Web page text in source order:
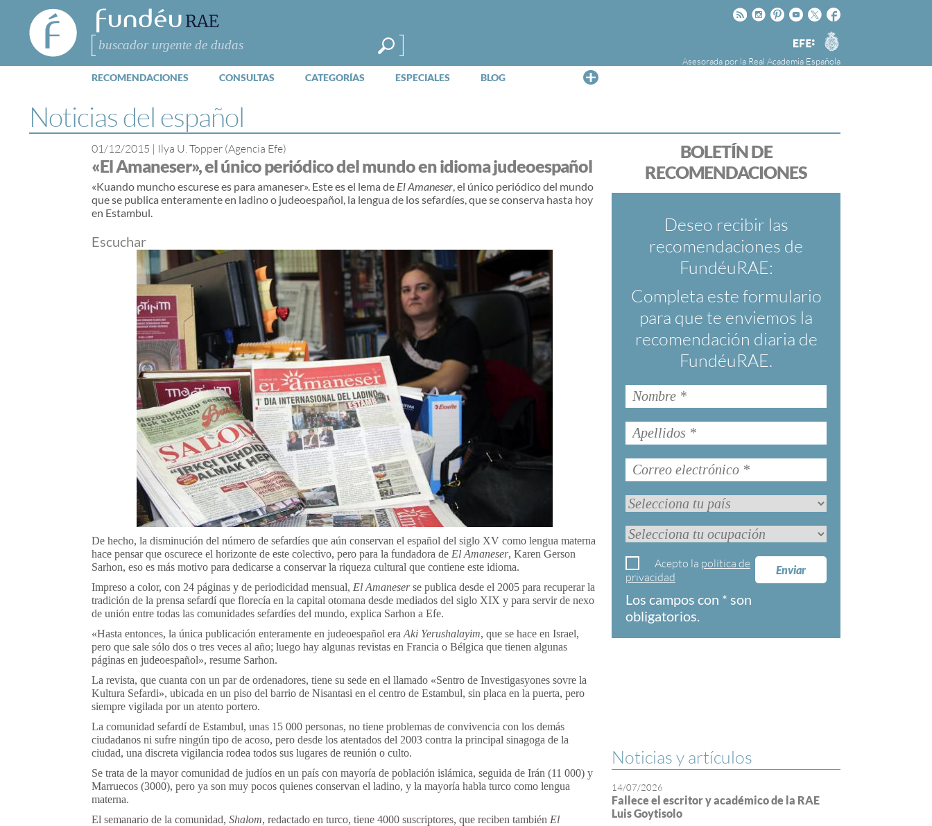
FundéuRAE
- Fundación
del Español
Urgente
Buscar
Facebook
Twitter
Youtube
Pinteres
Instagram
Rss
Agencia
EFE
Asesorada por la Real Academia Española
RECOMENDACIONES CONSULTAS CATEGORÍAS ESPECIALES BLOG
la Agencia Efe y la Real Academia Española,
cuyo objetivo es colaborar con el buen uso del
español en los medios de comunicación y en
Internet.
Noticias del español
BOLETÍN DE
RECOMENDACIONES
Deseo recibir las
recomendaciones de
FundéuRAE:
Completa este formulario
para que te enviemos la
recomendación diaria de
FundéuRAE.
Enviar
Acepto la política de
privacidad
Los campos con * son
obligatorios.
01/12/2015 | Ilya U. Topper (Agencia Efe)
«El Amaneser», el único periódico del mundo en idioma judeoespañol
«Kuando muncho escurese es para amaneser». Este es el lema de El Amaneser, el único periódico del mundo
que se publica enteramente en ladino o judeoespañol, la lengua de los sefardíes, que se conserva hasta hoy
en Estambul.
Escuchar
De hecho, la disminución del número de sefardíes que aún conservan el español del siglo XV como lengua materna
hace pensar que oscurece el horizonte de este colectivo, pero para la fundadora de El Amaneser, Karen Gerson
Sarhon, eso es más motivo para dedicarse a conservar la riqueza cultural que contiene este idioma.
Impreso a color, con 24 páginas y de periodicidad mensual, El Amaneserse publica desde el 2005 para recuperar la
tradición de la prensa sefardí que florecía en la capital otomana desde mediados del siglo XIX y para servir de nexo
de unión entre todas las comunidades sefardíes del mundo, explica Sarhon a Efe.
«Hasta entonces, la única publicación enteramente en judeoespañol era Aki Yerushalayim, que se hace en Israel,
pero que sale sólo dos o tres veces al año; luego hay algunas revistas en Francia o Bélgica que tienen algunas
páginas en judeoespañol», resume Sarhon.
La revista, que cuanta con un par de ordenadores, tiene su sede en el llamado «Sentro de Investigasyones sovre la
Kultura Sefardi», ubicada en un piso del barrio de Nisantasi en el centro de Estambul, sin placa en la puerta, pero
siempre vigilada por un atento portero.
La comunidad sefardí de Estambul, unas 15 000 personas, no tiene problemas de convivencia con los demás
ciudadanos ni sufre ningún tipo de acoso, pero desde los atentados del 2003 contra la principal sinagoga de la
ciudad, una discreta vigilancia rodea todos sus lugares de reunión o culto.
Se trata de la mayor comunidad de judíos en un país con mayoría de población islámica, seguida de Irán (11 000) y
Marruecos (3000), pero ya son muy pocos quienes conservan el ladino, y la mayoría habla turco como lengua
materna.
El semanario de la comunidad, Shalom, redactado en turco, tiene 4000 suscriptores, que reciben también El
Noticias y artículos
14/07/2026
Fallece el escritor y académico de la RAE
Luis Goytisolo